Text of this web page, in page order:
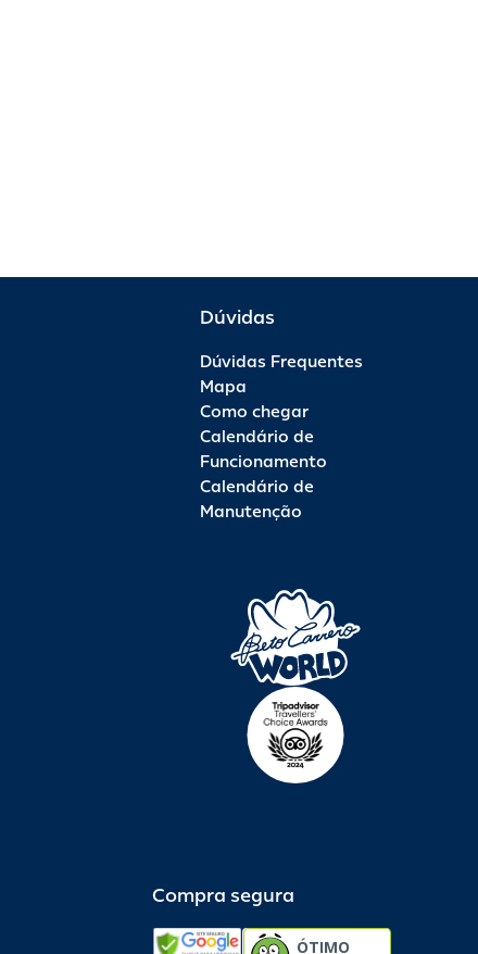
Dúvidas
Dúvidas Frequentes
Mapa
Como chegar
Calendário de
Funcionamento
Calendário de
Manutenção
Compra segura
ÓTIMO